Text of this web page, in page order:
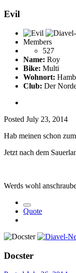
Evil
Members
527
Name: Roy
Bike: Multi
Wohnort:
Club: Der
Posted July 23, 2014
Hab meinen schon
Jetzt nach dem
Werds wohl
Quote
Docster